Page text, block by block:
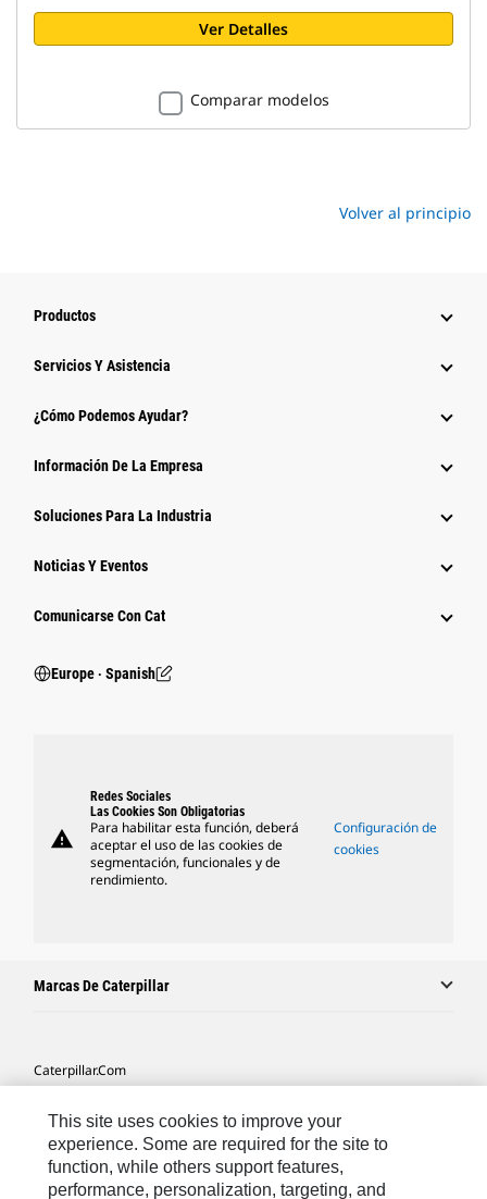
Ver Detalles
Comparar modelos
Volver al principio
Productos
Servicios Y Asistencia
¿Cómo Podemos Ayudar?
Información De La Empresa
Soluciones Para La Industria
Noticias Y Eventos
Comunicarse Con Cat
Europe ‧ Spanish
warning
Redes Sociales
Las Cookies Son Obligatorias
Para habilitar esta función, deberá
aceptar el uso de las cookies de
segmentación, funcionales y de
rendimiento.
Configuración de
cookies
Marcas De Caterpillar
Caterpillar.com
Mis Preferencias De Marketing
Mapa Del Sitio
This site uses cookies to improve your
experience. Some are required for the site to
function, while others support features,
performance, personalization, targeting, and